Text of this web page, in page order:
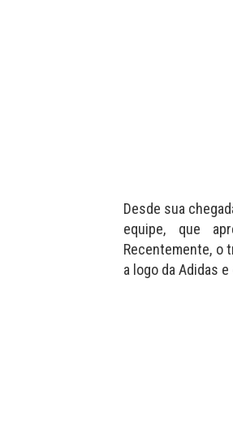
Desde sua
equipe, que
Recentemente, o
a logo da Adidas